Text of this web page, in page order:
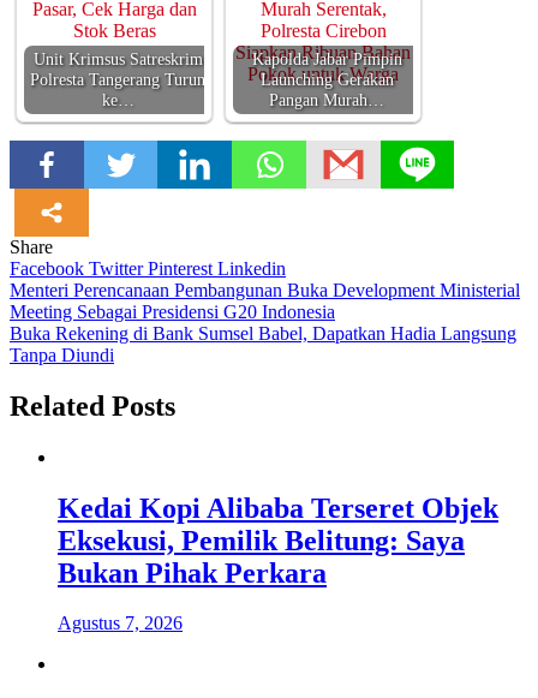
Unit Krimsus Satreskrim
Polresta Tangerang Turun
ke…
Kapolda Jabar Pimpin
Launching Gerakan
Pangan Murah…
Share
Facebook TwitterPinterest Linkedin
Navigasi
pos
Menteri Perencanaan Pembangunan Buka Development Ministerial
Meeting Sebagai Presidensi G20 Indonesia
Buka Rekening di Bank Sumsel Babel, Dapatkan Hadia Langsung
Tanpa Diundi
Related Posts
Kedai Kopi Alibaba Terseret Objek
Eksekusi, Pemilik Belitung: Saya
Bukan Pihak Perkara
Agustus 7, 2026